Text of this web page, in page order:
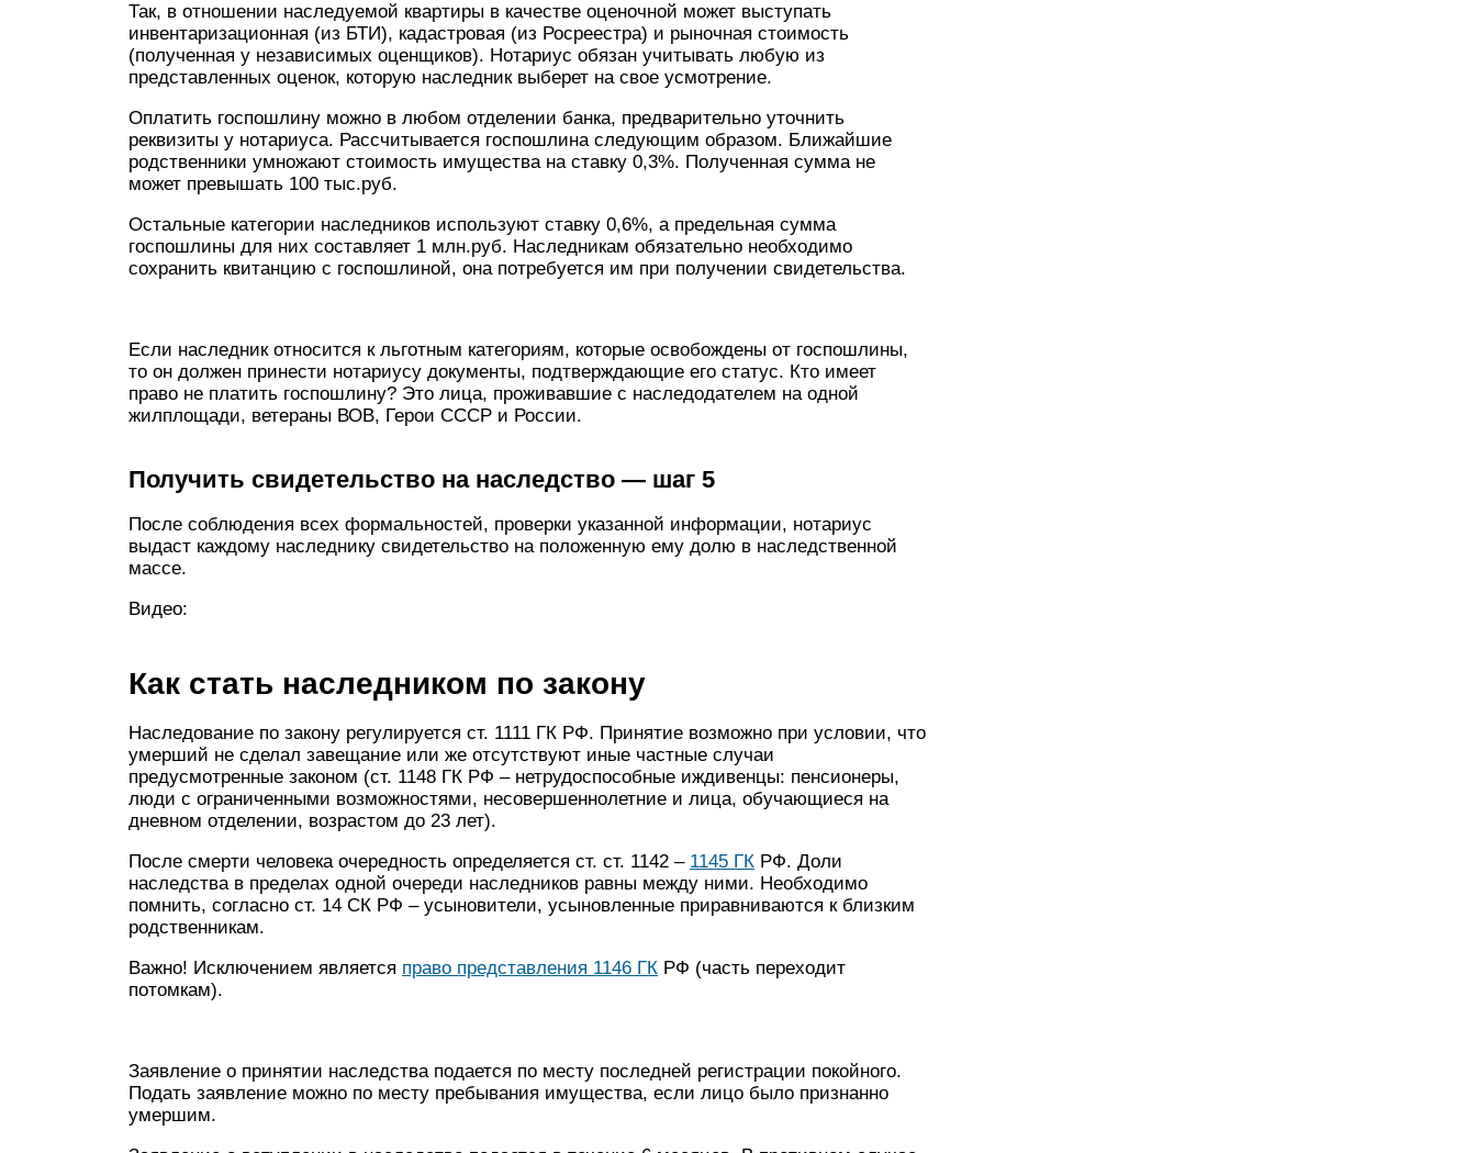
Так, в отношении наследуемой квартиры в качестве оценочной может выступать
инвентаризационная (из БТИ), кадастровая (из Росреестра) и рыночная стоимость
(полученная у независимых оценщиков). Нотариус обязан учитывать любую из
представленных оценок, которую наследник выберет на свое усмотрение.
Оплатить госпошлину можно в любом отделении банка, предварительно уточнить
реквизиты у нотариуса. Рассчитывается госпошлина следующим образом. Ближайшие
родственники умножают стоимость имущества на ставку 0,3%. Полученная сумма не
может превышать 100 тыс.руб.
Остальные категории наследников используют ставку 0,6%, а предельная сумма
госпошлины для них составляет 1 млн.руб. Наследникам обязательно необходимо
сохранить квитанцию с госпошлиной, она потребуется им при получении свидетельства.
Если наследник относится к льготным категориям, которые освобождены от госпошлины,
то он должен принести нотариусу документы, подтверждающие его статус. Кто имеет
право не платить госпошлину? Это лица, проживавшие с наследодателем на одной
жилплощади, ветераны ВОВ, Герои СССР и России.
Получить свидетельство на наследство — шаг 5
После соблюдения всех формальностей, проверки указанной информации, нотариус
выдаст каждому наследнику свидетельство на положенную ему долю в наследственной
массе.
Видео:
Как стать наследником по закону
Наследование по закону регулируется ст. 1111 ГК РФ. Принятие возможно при условии, что
умерший не сделал завещание или же отсутствуют иные частные случаи
предусмотренные законом (ст. 1148 ГК РФ – нетрудоспособные иждивенцы: пенсионеры,
люди с ограниченными возможностями, несовершеннолетние и лица, обучающиеся на
дневном отделении, возрастом до 23 лет).
После смерти человека очередность определяется ст. ст. 1142 – 1145 ГК РФ. Доли
наследства в пределах одной очереди наследников равны между ними. Необходимо
помнить, согласно ст. 14 СК РФ – усыновители, усыновленные приравниваются к близким
родственникам.
Важно! Исключением является право представления 1146 ГК РФ (часть переходит
потомкам).
Заявление о принятии наследства подается по месту последней регистрации покойного.
Подать заявление можно по месту пребывания имущества, если лицо было признанно
умершим.